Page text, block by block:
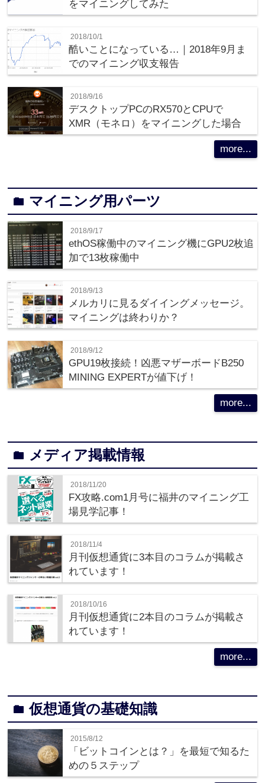
をマイニングしてみた
2018/10/1
酷いことになっている…｜2018年9月ま
でのマイニング収支報告
2018/9/16
デスクトップPCのRX570とCPUで
XMR（モネロ）をマイニングした場合
more...
folder マイニング用パーツ
2018/9/17
ethOS稼働中のマイニング機にGPU2枚追
加で13枚稼働中
2018/9/13
メルカリに見るダイイングメッセージ。
マイニングは終わりか？
2018/9/12
GPU19枚接続！凶悪マザーボードB250
MINING EXPERTが値下げ！
more...
folder メディア掲載情報
2018/11/20
FX攻略.com1月号に福井のマイニング工
場見学記事！
2018/11/4
月刊仮想通貨に3本目のコラムが掲載さ
れています！
2018/10/16
月刊仮想通貨に2本目のコラムが掲載さ
れています！
more...
folder仮想通貨の基礎知識
2015/8/12
「ビットコインとは？」を最短で知るた
めの５ステップ